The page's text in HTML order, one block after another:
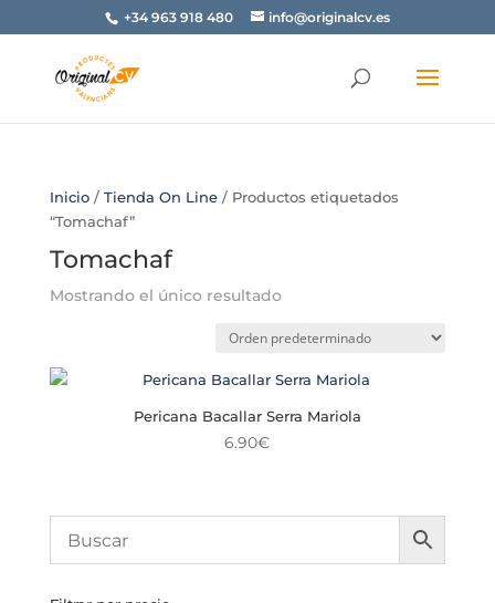
+34 963 918 480 info@originalcv.es
Inicio/ Tienda On Line/ Productos etiquetados
“Tomachaf”
Tomachaf
Mostrando el único resultado
Pericana Bacallar Serra Mariola
6.90€